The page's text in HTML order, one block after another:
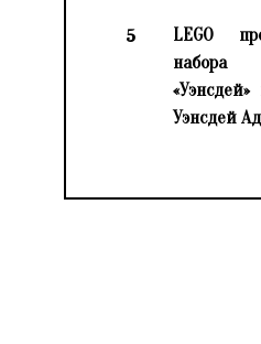
5
LEGO
набора
Уэнсдей